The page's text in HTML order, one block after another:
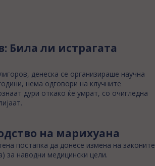
Била ли истрагата
денеска се организираше научна
нема одговори на клучните
дури откако ќе умрат, со очигледна
на марихуана
постапка да донесе измена на законите
за наводни медицински цели.